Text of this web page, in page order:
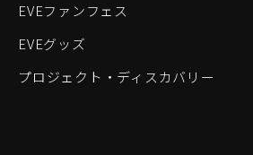
EVEファンフェス
EVEグッズ
プロジェクト・ディスカバリー